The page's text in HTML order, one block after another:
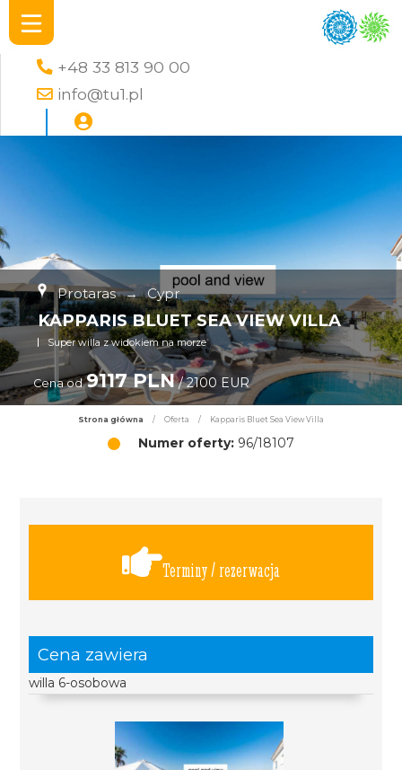
+48 33 813 90 00
info@tu1.pl
Protaras → Cypr
KAPPARIS BLUET SEA VIEW VILLA
Super willa z widokiem na morze
Cena od 9117 PLN/ 2100 EUR
Strona główna / Oferta / Kapparis Bluet Sea View Villa
Numer oferty: 96/18107
Terminy / rezerwacja
Cena zawiera
willa 6-osobowa